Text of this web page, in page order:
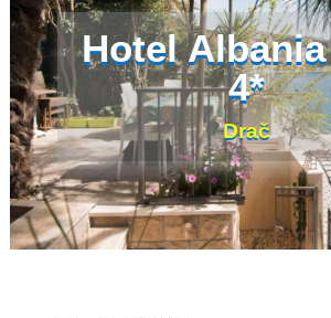
Hotel
4*
Drač